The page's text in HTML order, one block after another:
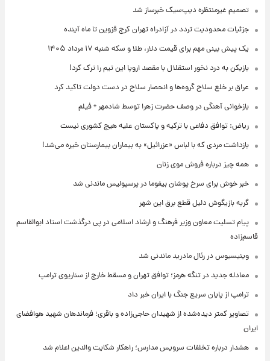
تصمیم غیرمنتظره دیپ‌سیک خبرساز شد
جزئیات محدودیت تردد در آزادراه تهران کرج قزوین تا ماه آینده
یک پیش ‌بینی مهم برای قیمت دلار، طلا و سکه شنبه ۱۷ مرداد ۱۴۰۵
بازیکن به درد نخور استقلال با مقصد اروپا این تیم را ترک کرد!
عراق بر خلع سلاح گروه‌ها و انحصار سلاح در دست دولت تاکید کرد
بازخوانی آهنگی در وصف حضرت زهرا توسط شادمهر + فیلم
ریاض: توافق دفاعی با ترکیه و پاکستان علیه هیچ کشوری نیست
بازداشت مردی که با لباس «عزرائیل» به بیماران بیمارستان خیره می‌شد!
همه چیز درباره فروش موی زنان
خبر خوش برای سرخ پوشان بیفوما در پرسپولیس ماندنی شد
گربه بازیگوش دلیل قطع برق این شهر
پیام تسلیت معاون وزیر فرهنگ و ارشاد اسلامی در پی درگذشت استاد ابوالقاسم
قاسم‌زاده
وینیسیوس در رئال مادرید ماندنی شد
معادله جدید در تنگه هرمز؛ توافق تهران و مسقط خارج از سناریوی ترامپ
ترامپ از پایان سریع جنگ با ایران خبر داد
تصاویر کمتر دیده‌شده از شهیدان حاجی‌زاده و باقری؛ فرماندهان شهید هوافضای
ایران
هشدار درباره تخلفات سرویس مدارس؛ راهکار شکایت والدین اعلام شد